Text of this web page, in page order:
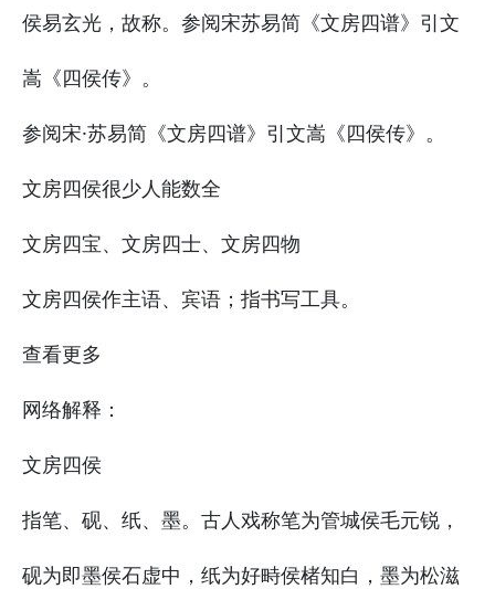
侯易玄光，故称。参阅宋苏易简《文房四谱》引文
嵩《四侯传》。
参阅宋·苏易简《文房四谱》引文嵩《四侯传》。
文房四侯很少人能数全
文房四宝、文房四士、文房四物
文房四侯作主语、宾语；指书写工具。
查看更多
网络解释：
文房四侯
指笔、砚、纸、墨。古人戏称笔为管城侯毛元锐，
砚为即墨侯石虚中，纸为好畤侯楮知白，墨为松滋